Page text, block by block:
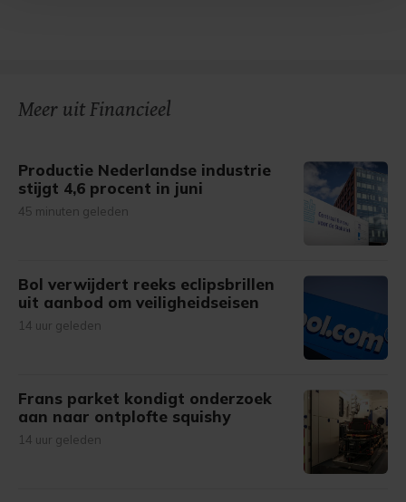
Meer uit Financieel
Productie Nederlandse industrie
stijgt 4,6 procent in juni
45 minuten geleden
Bol verwijdert reeks eclipsbrillen
uit aanbod om veiligheidseisen
14 uur geleden
Frans parket kondigt onderzoek
aan naar ontplofte squishy
14 uur geleden